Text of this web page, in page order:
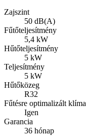
Zajszint
50 dB(A)
Fűtőteljesítmény
5,4 kW
Hűtőteljesítmény
5 kW
Teljesítmény
5 kW
Hűtőközeg
R32
Fűtésre optimalizált klíma
Igen
Garancia
36 hónap